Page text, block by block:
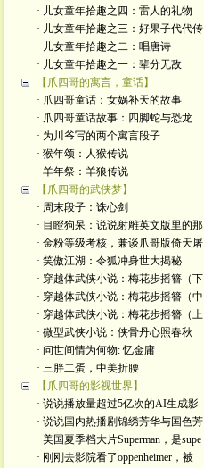
· 儿女童年拾趣之四：雷人的礼物
· 儿女童年拾趣之三：好果子代代传
· 儿女童年拾趣之二：唱唐诗
· 儿女童年拾趣之一：辈分无敌
【爪四哥的寓言，童话】
· 爪四哥童话：女娲补天的故事
· 爪四哥童话故事：四脚蛇与恐龙
· 为川爷写的两个寓言段子
· 猴年颂：人猴传说
· 羊年祭：羊狼传说
【爪四哥的武侠梦】
· 周末段子：诛心剑
· 目瞪狗呆：说说射雕英文版里的那
· 金粉等级考核，兼谈爪哥版倚天屠
· 笑傲江湖：令狐冲身世大揭秘
· 穿越体武侠小说：梅花步摇簪（下
· 穿越体武侠小说：梅花步摇簪（中
· 穿越体武侠小说：梅花步摇簪（上
· 微型武侠小说：侠骨丹心照春秋
· 问世间情为何物: 忆金庸
· 三胖二蛋，中美折腰
【爪四哥的影视世界】
· 说说播放量超过5亿次的AI生成影
· 说说国内热播剧锦绣芳华与国色芳
· 美国夏季档大片Superman，是supe
· 刚刚去影院看了oppenheimer，被